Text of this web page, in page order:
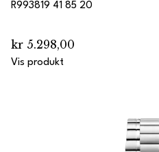
R993819 41 85 20
kr 5.298,00
Vis produkt